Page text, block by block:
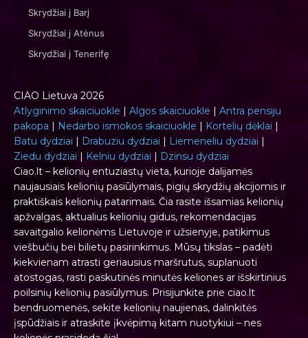
Skrydžiai į Barį
Skrydžiai į Atėnus
Skrydžiai į Tenerifę
CIAO Lietuva 2026
Atlyginimo skaiciuokle | Algos skaiciuokle | Antra pensiju
pakopa | Nedarbo ismokos skaiciuokle | Kortelių dėklai |
Batu dydziai | Drabuziu dydziai | Liemeneliu dydziai |
Ziedu dydziai | Kelniu dydziai | Dzinsu dydziai
Ciao.lt – kelionių entuziastų vieta, kurioje dalijamės
naujausiais kelionių pasiūlymais, pigių skrydžių akcijomis ir
praktiškais kelionių patarimais. Čia rasite išsamias kelionių
apžvalgas, aktualius kelionių gidus, rekomendacijas
savaitgalio kelionėms Lietuvoje ir užsienyje, patikimus
viešbučių bei bilietų pasirinkimus. Mūsų tikslas – padėti
kiekvienam atrasti geriausius maršrutus, suplanuoti
atostogas, rasti paskutinės minutės keliones ar išskirtinius
poilsinių kelionių pasiūlymus. Prisijunkite prie ciao.lt
bendruomenės, sekite kelionių naujienas, dalinkitės
įspūdžiais ir atraskite įkvėpimą kitam nuotykiui – nes